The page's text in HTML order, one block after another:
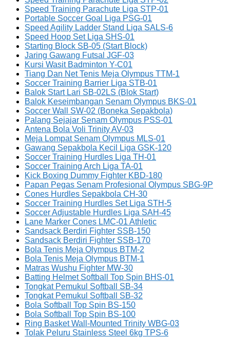
Speed Training Parachute Liga STP-01
Portable Soccer Goal Liga PSG-01
Speed Agility Ladder Stand Liga SALS-6
Speed Hoop Set Liga SHS-01
Starting Block SB-05 (Start Block)
Jaring Gawang Futsal JGF-03
Kursi Wasit Badminton Y-C01
Tiang Dan Net Tenis Meja Olympus TTM-1
Soccer Training Barrier Liga STB-01
Balok Start Lari SB-02LS (Blok Start)
Balok Keseimbangan Senam Olympus BKS-01
Soccer Wall SW-02 (Boneka Sepakbola)
Palang Sejajar Senam Olympus PSS-01
Antena Bola Voli Trinity AV-03
Meja Lompat Senam Olympus MLS-01
Gawang Sepakbola Kecil Liga GSK-120
Soccer Training Hurdles Liga TH-01
Soccer Training Arch Liga TA-01
Kick Boxing Dummy Fighter KBD-180
Papan Pegas Senam Profesional Olympus SBG-9P
Cones Hurdles Sepakbola CH-30
Soccer Training Hurdles Set Liga STH-5
Soccer Adjustable Hurdles Liga SAH-45
Lane Marker Cones LMC-01 Athletic
Sandsack Berdiri Fighter SSB-150
Sandsack Berdiri Fighter SSB-170
Bola Tenis Meja Olympus BTM-2
Bola Tenis Meja Olympus BTM-1
Matras Wushu Fighter MW-30
Batting Helmet Softball Top Spin BHS-01
Tongkat Pemukul Softball SB-34
Tongkat Pemukul Softball SB-32
Bola Softball Top Spin BS-150
Bola Softball Top Spin BS-100
Ring Basket Wall-Mounted Trinity WBG-03
Tolak Peluru Stainless Steel 6kg TPS-6